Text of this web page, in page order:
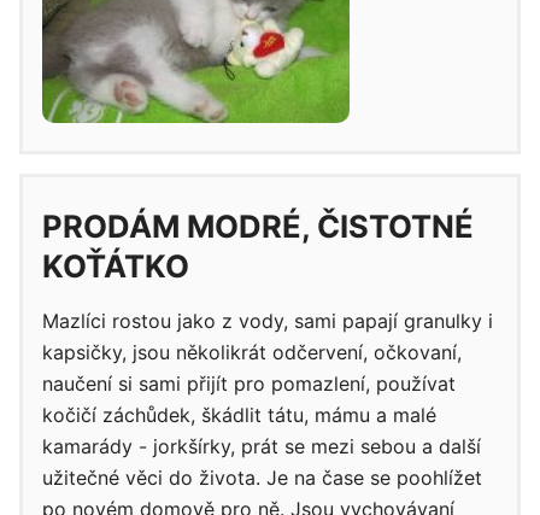
PRODÁM MODRÉ, ČISTOTNÉ
KOŤÁTKO
Mazlíci rostou jako z vody, sami papají granulky i
kapsičky, jsou několikrát odčervení, očkovaní,
naučení si sami přijít pro pomazlení, používat
kočičí záchůdek, škádlit tátu, mámu a malé
kamarády - jorkšírky, prát se mezi sebou a další
užitečné věci do života. Je na čase se poohlížet
po novém domově pro ně. Jsou vychovávaní